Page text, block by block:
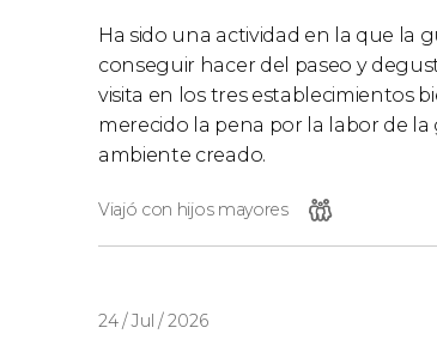
Ha sido una actividad en la que la
conseguir hacer del paseo y
visita en los tres establecimientos
merecido la pena por la labor de
ambiente creado.
Viajó con hijos mayores
24 / Jul / 2026